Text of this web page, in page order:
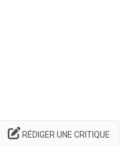
RÉDIGER UNE CRITIQUE